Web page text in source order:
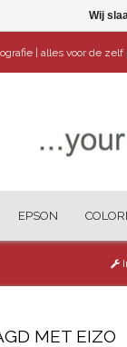
| alles voor de
EPSON
MET EIZO
Wij